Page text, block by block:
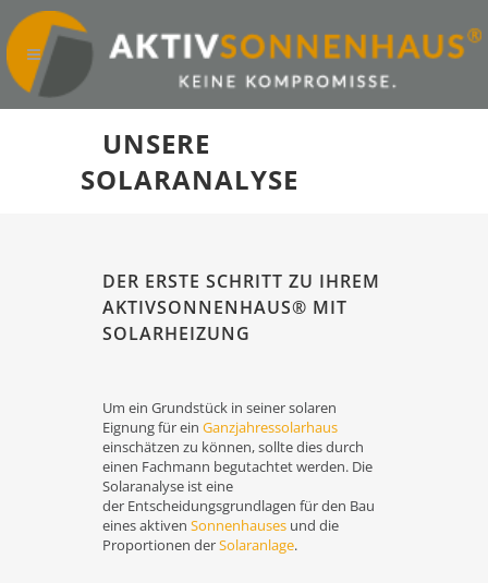
UNSERE
SOLARANALYSE
DER ERSTE SCHRITT ZU IHREM
AKTIVSONNENHAUS® MIT
SOLARHEIZUNG
Um ein Grundstück in seiner solaren
Eignung für ein Ganzjahressolarhaus
einschätzen zu können, sollte dies durch
einen Fachmann begutachtet werden. Die
Solaranalyse ist eine
der Entscheidungsgrundlagen für den Bau
eines aktiven Sonnenhauses und die
Proportionen derSolaranlage.